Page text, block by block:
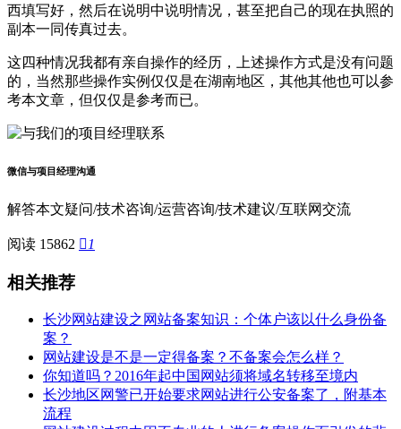
西填写好，然后在说明中说明情况，甚至把自己的现在执照的
副本一同传真过去。
这四种情况我都有亲自操作的经历，上述操作方式是没有问题
的，当然那些操作实例仅仅是在湖南地区，其他其他也可以参
考本文章，但仅仅是参考而已。
微信与项目经理沟通
解答本文疑问/技术咨询/运营咨询/技术建议/互联网交流
阅读 15862  1
相关推荐
长沙网站建设之网站备案知识：个体户该以什么身份备
案？
网站建设是不是一定得备案？不备案会怎么样？
你知道吗？2016年起中国网站须将域名转移至境内
长沙地区网警已开始要求网站进行公安备案了，附基本
流程